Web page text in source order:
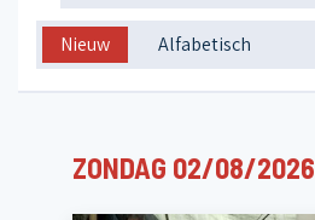
Nieuw Alfabetisch
ZONDAG 02/08/2026